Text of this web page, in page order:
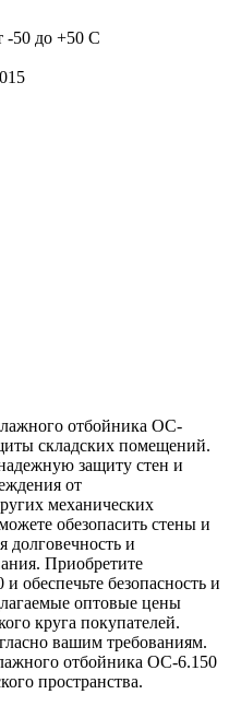
-50 до +50 С
отбойника OC-
складских помещений.
защиту стен и
от
механических
обезопасить стены и
долговечность и
Приобретите
обеспечьте безопасность и
оптовые цены
круга покупателей.
вашим требованиям.
отбойника OC-6.150
пространства.